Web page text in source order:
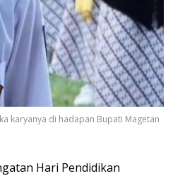
karyanya di hadapan Bupati Magetan
Hari Pendidikan